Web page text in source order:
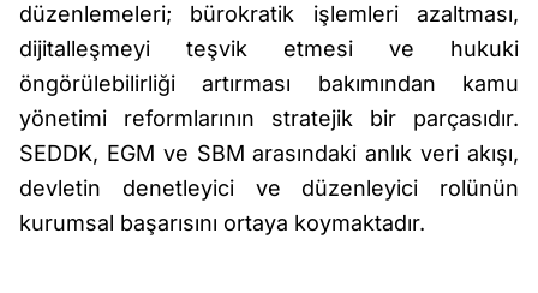
düzenlemeleri; bürokratik işlemleri azaltması,
dijitalleşmeyi teşvik etmesi ve hukuki
öngörülebilirliği artırması bakımından kamu
yönetimi reformlarının stratejik bir parçasıdır.
SEDDK, EGM ve SBM arasındaki anlık veri akışı,
devletin denetleyici ve düzenleyici rolünün
kurumsal başarısını ortaya koymaktadır.